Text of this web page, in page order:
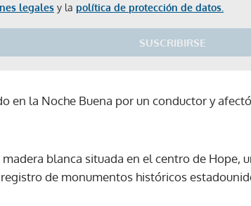
legales y la política de protección de datos.
SUSCRIBIRSE
en la Noche Buena por un conductor y
madera blanca situada en el centro de Hope,
de monumentos históricos